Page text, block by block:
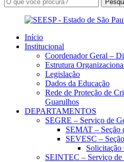
Início
Institucional
Coordenador Geral –
Estrutura
Legislação
Dados da Educação
Rede de Proteção de
Guarulhos
DEPARTAMENTOS
SEGRE – Serviço de
SEMAT – Seção
SEVESC –
SEINTEC – Serviço de